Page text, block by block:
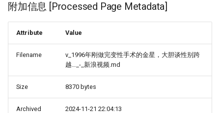
附加信息 [Processed Page Metadata]
Attribute Value
Filename
v_1996年刚做完变性手术的金星，大胆谈性别跨
越…_-_新浪视频.md
Size 8370 bytes
Archived
2024-11-21 22:04:13